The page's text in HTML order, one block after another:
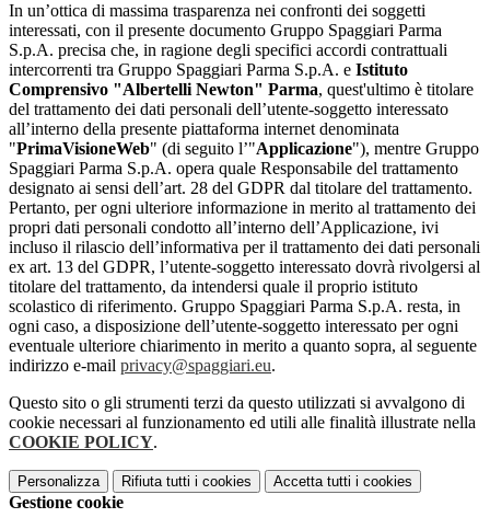
In un’ottica di massima trasparenza nei confronti dei soggetti
interessati, con il presente documento Gruppo Spaggiari Parma
S.p.A. precisa che, in ragione degli specifici accordi contrattuali
intercorrenti tra Gruppo Spaggiari Parma S.p.A. e Istituto
Comprensivo "Albertelli Newton" Parma, quest'ultimo è titolare
del trattamento dei dati personali dell’utente-soggetto interessato
all’interno della presente piattaforma internet denominata
"PrimaVisioneWeb" (di seguito l’"Applicazione"), mentre Gruppo
Spaggiari Parma S.p.A. opera quale Responsabile del trattamento
designato ai sensi dell’art. 28 del GDPR dal titolare del trattamento.
Pertanto, per ogni ulteriore informazione in merito al trattamento dei
propri dati personali condotto all’interno dell’Applicazione, ivi
incluso il rilascio dell’informativa per il trattamento dei dati personali
ex art. 13 del GDPR, l’utente-soggetto interessato dovrà rivolgersi al
titolare del trattamento, da intendersi quale il proprio istituto
scolastico di riferimento. Gruppo Spaggiari Parma S.p.A. resta, in
ogni caso, a disposizione dell’utente-soggetto interessato per ogni
eventuale ulteriore chiarimento in merito a quanto sopra, al seguente
indirizzo e-mail privacy@spaggiari.eu.
Questo sito o gli strumenti terzi da questo utilizzati si avvalgono di
cookie necessari al funzionamento ed utili alle finalità illustrate nella
COOKIE POLICY.
Personalizza Rifiuta tutti i cookies Accetta tutti i cookies
Gestione cookie